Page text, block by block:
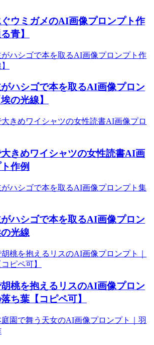
ウミガメのAI画像プロンプト作
青】
ハシゴで本を取るAI画像プロン
の光線】
きめワイシャツの女性読書AI画
作例
ハシゴで本を取るAI画像プロン
光線
桃を抱えるリスのAI画像プロン
ち葉【コピペ可】